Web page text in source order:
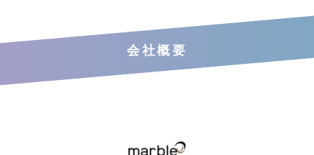
会社概要